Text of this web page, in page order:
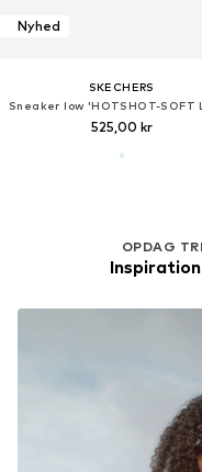
Nyhed
SKECHERS
525,00 kr
OPDAG